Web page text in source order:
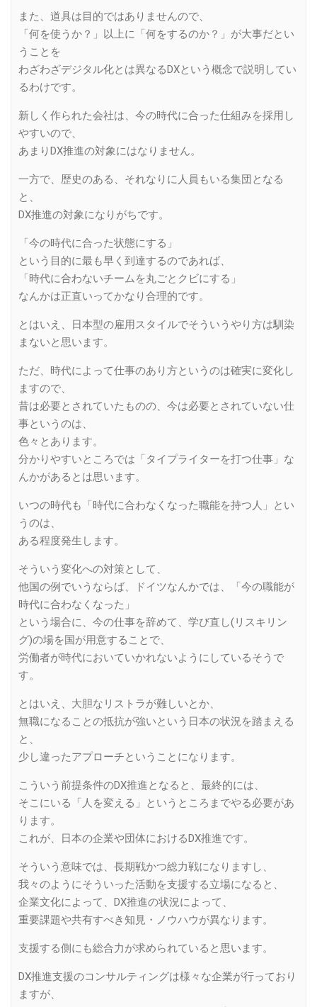
また、道具は目的ではありませんので、
「何を使うか？」以上に「何をするのか？」が大事だとい
うことを
わざわざデジタル化とは異なるDXという概念で説明してい
るわけです。
新しく作られた会社は、今の時代に合った仕組みを採用し
やすいので、
あまりDX推進の対象にはなりません。
一方で、歴史のある、それなりに人員もいる集団となる
と、
DX推進の対象になりがちです。
「今の時代に合った状態にする」
という目的に最も早く到達するのであれば、
「時代に合わないチームを丸ごとクビにする」
なんかは正直いってかなり合理的です。
とはいえ、日本型の雇用スタイルでそういうやり方は馴染
まないと思います。
ただ、時代によって仕事のあり方というのは確実に変化し
ますので、
昔は必要とされていたものの、今は必要とされていない仕
事というのは、
色々とあります。
分かりやすいところでは「タイプライターを打つ仕事」な
んかがあるとは思います。
いつの時代も「時代に合わなくなった職能を持つ人」とい
うのは、
ある程度発生します。
そういう変化への対策として、
他国の例でいうならば、ドイツなんかでは、「今の職能が
時代に合わなくなった」
という場合に、今の仕事を辞めて、学び直し(リスキリン
グ)の場を国が用意することで、
労働者が時代においていかれないようにしているそうで
す。
とはいえ、大胆なリストラが難しいとか、
無職になることの抵抗が強いという日本の状況を踏まえる
と、
少し違ったアプローチということになります。
こういう前提条件のDX推進となると、最終的には、
そこにいる「人を変える」というところまでやる必要があ
ります。
これが、日本の企業や団体におけるDX推進です。
そういう意味では、長期戦かつ総力戦になりますし、
我々のようにそういった活動を支援する立場になると、
企業文化によって、DX推進の状況によって、
重要課題や共有すべき知見・ノウハウが異なります。
支援する側にも総合力が求められていると思います。
DX推進支援のコンサルティングは様々な企業が行っており
ますが、